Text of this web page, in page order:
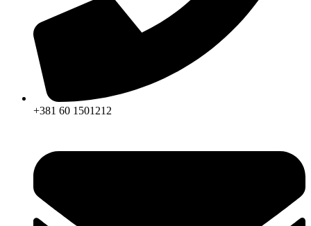
+381 60 1501212